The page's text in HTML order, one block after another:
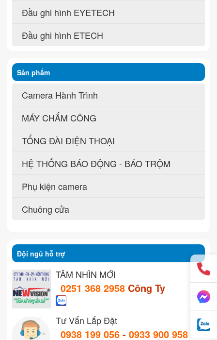
Đầu ghi hình EYETECH
Đầu ghi hình ETECH
Sản phẩm
Camera Hành Trình
MÁY CHẤM CÔNG
TỔNG ĐÀI ĐIỆN THOẠI
HỆ THỐNG BÁO ĐỘNG - BÁO TRỘM
Phụ kiện camera
Chuông cửa
Đội ngũ hỗ trợ
TẦM NHÌN MỚI
0251 368 2958 Công Ty
Tư Vấn Lắp Đặt
0938 199 056 - 0933 900 958